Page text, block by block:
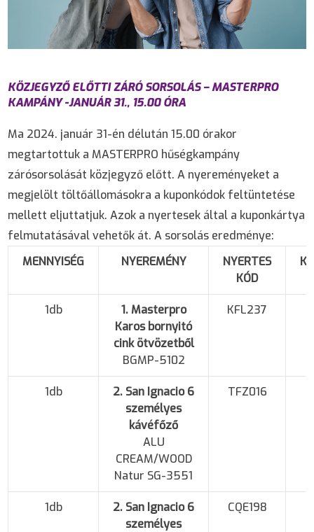
KÖZJEGYZŐ ELŐTTI ZÁRÓ SORSOLÁS – MASTERPRO
KAMPÁNY -JANUÁR 31., 15.00 ÓRA
Ma 2024. január 31-én délután 15.00 órakor
megtartottuk a MASTERPRO hűségkampány
zárósorsolását közjegyző előtt. A nyereményeket a
megjelölt töltőállomásokra a kuponkódok feltüntetése
mellett eljuttatjuk. Azok a nyertesek által a kuponkártya
felmutatásával vehetők át. A sorsolás eredménye:
MENNYISÉG
NYEREMÉNY
NYERTES
KÓD
1db
1. Masterpro
Karos bornyitó
cink ötvözetből
BGMP-5102
KFL237
1db
2. San Ignacio 6
személyes
kávéfőző
ALU
CREAM/WOOD
Natur SG-3551
TFZ016
1db
2. San Ignacio 6
személyes
CQE198